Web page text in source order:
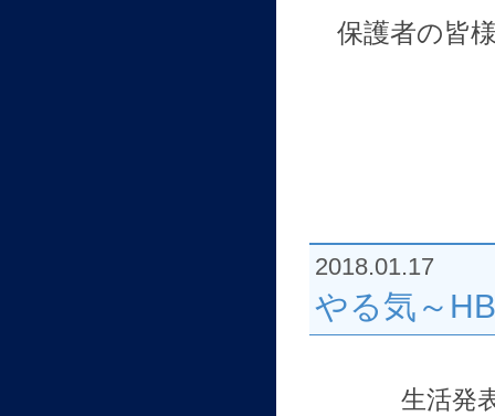
保護者の皆
2018.01.17
やる気～
生活発